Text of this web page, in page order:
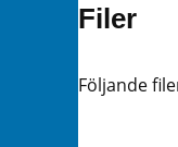
Filer
Följande